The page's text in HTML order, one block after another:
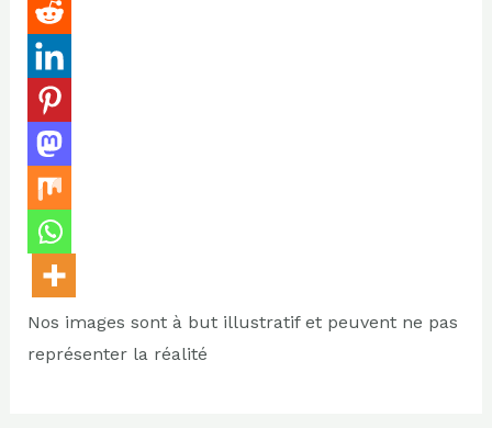
Nos images sont à but illustratif et peuvent ne pas
représenter la réalité